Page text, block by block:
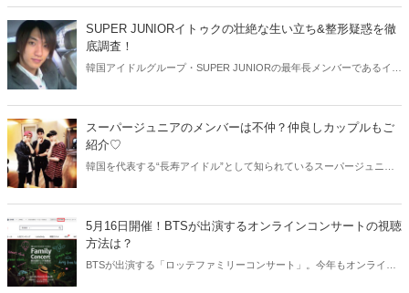
だ名の由来と共に、ファンの呼び名もご紹介しましょう！
SUPER JUNIORイトゥクの壮絶な生い立ち&整形疑惑を徹
底調査！
韓国アイドルグループ・SUPER JUNIORの最年長メンバーであるイト
スーパージュニアのメンバーは不仲？仲良しカップルもご
紹介♡
韓国を代表する“長寿アイドル”として知られているスーパージュニ
仲良しカップルをご紹介します♫
5月16日開催！BTSが出演するオンラインコンサートの視聴
方法は？
BTSが出演する「ロッテファミリーコンサート」。今年もオンライン